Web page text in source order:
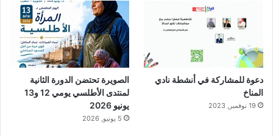
دعوة للمشاركة في أنشطة نادي
المناخ
19 نوفمبر, 2023
الصويرة تحتضن الدورة الثانية
لمنتدى الأطلسي يومي 12 و13
يونيو 2026
5 يونيو, 2026